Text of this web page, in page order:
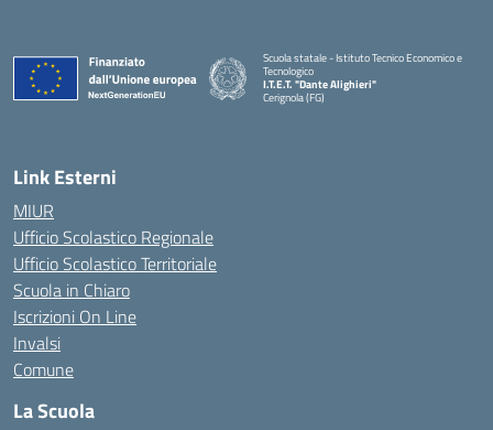
Scuola statale - Istituto Tecnico Economico e
Tecnologico
I.T.E.T. "Dante Alighieri"
Cerignola (FG)
— Visita la pagina iniziale della scuola
Link Esterni
MIUR
Ufficio Scolastico Regionale
Ufficio Scolastico Territoriale
Scuola in Chiaro
Iscrizioni On Line
Invalsi
Comune
La Scuola